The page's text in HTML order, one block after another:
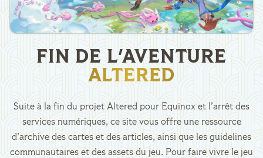
FIN DE L'AVENTURE
ALTERED
Suite à la fin du projet Altered pour Equinox et l’arrêt des
services numériques, ce site vous offre une ressource
d’archive des cartes et des articles, ainsi que les guidelines
communautaires et des assets du jeu. Pour faire vivre le jeu